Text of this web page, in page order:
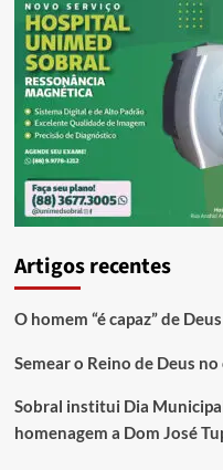
Artigos recentes
O homem “é capaz” de Deus
Semear o Reino de Deus
Sobral institui Dia
homenagem a Dom José